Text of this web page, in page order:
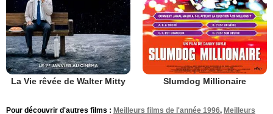
La Vie rêvée de Walter Mitty Slumdog Millionaire
Pour découvrir d'autres films : Meilleurs films de l'année 1996, Meilleurs